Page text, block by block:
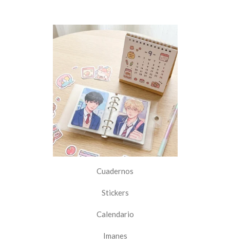
Cuadernos
Stickers
Calendario
Imanes